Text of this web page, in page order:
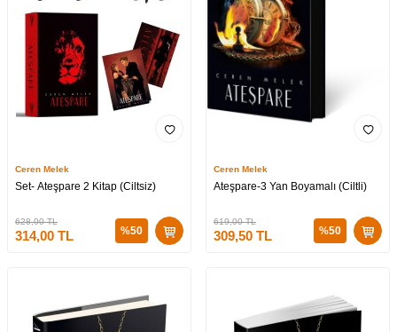
Ceren Melek
Set- Ateşpare 2 Kitap (Ciltsiz)
628,00TL
314,00 TL %50
Ceren Melek
Ateşpare-3 Yan Boyamalı (Ciltli)
619,00TL
309,50 TL %50